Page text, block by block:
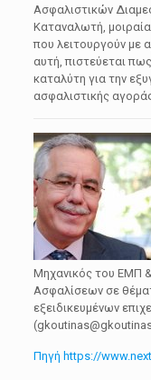
Ασφαλιστικών
Καταναλωτή,
που λειτουργούν με
αυτή, πιστεύεται
καταλύτη για την
ασφαλιστικής
Μηχανικός του ΕΜΠ
Ασφαλίσεων σε
εξειδικευμένων
Πηγή https://